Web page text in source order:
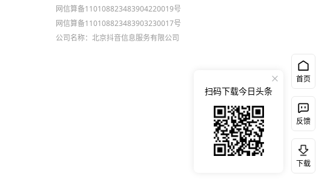
网信算备110108823483904220019号
网信算备110108823483903230017号
公司名称：北京抖音信息服务有限公司
首页
反馈
下载
扫码下载今日头条